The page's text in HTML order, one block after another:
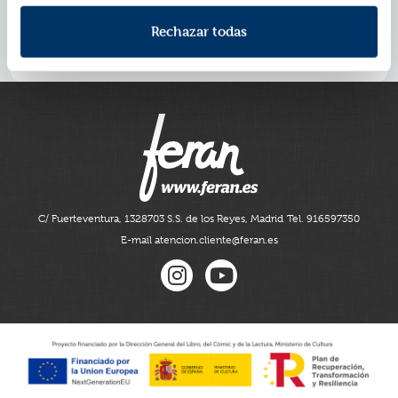
Rechazar todas
ser igual.
La historia más íntima de Bevilacqua y Chamorro. Una
como nunca y marcará un giro en su relación.
C/ Fuerteventura, 1328703 S.S. de los Reyes, Madrid Tel. 916597350
E-mail atencion.cliente@feran.es